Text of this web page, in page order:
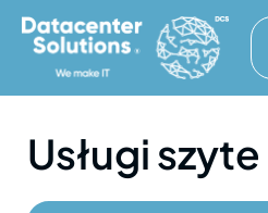
Usługi szyte